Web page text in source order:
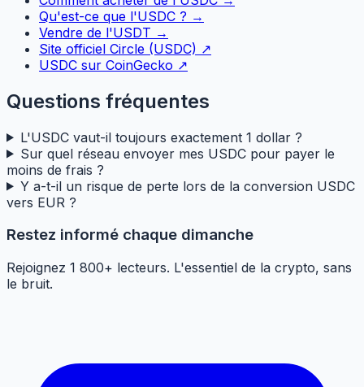
Qu'est-ce que l'USDC ? →
Vendre de l'USDT →
Site officiel Circle (USDC) ↗
USDC sur CoinGecko ↗
Questions fréquentes
L'USDC vaut-il toujours exactement 1 dollar ?
Sur quel réseau envoyer mes USDC pour payer le
moins de frais ?
Y a-t-il un risque de perte lors de la conversion USDC
vers EUR ?
Restez informé chaque dimanche
Rejoignez 1 800+ lecteurs. L'essentiel de la crypto, sans
le bruit.